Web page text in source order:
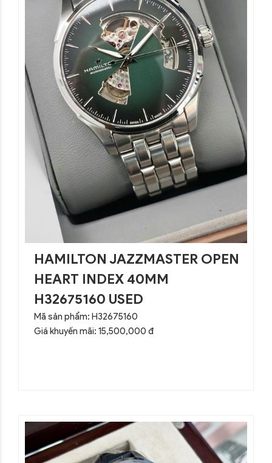
HAMILTON JAZZMASTER OPEN
HEART INDEX 40MM
H32675160 USED
Mã sản phẩm: H32675160
Giá khuyến mãi: 15,500,000 đ